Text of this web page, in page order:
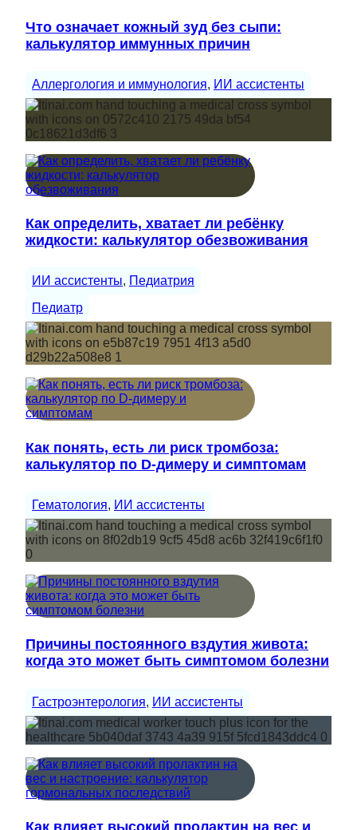
Что означает кожный зуд без сыпи:
калькулятор иммунных причин
Аллергология и иммунология, ИИ ассистенты
Как определить, хватает ли ребёнку
жидкости: калькулятор обезвоживания
ИИ ассистенты, Педиатрия
Педиатр
Как понять, есть ли риск тромбоза:
калькулятор по D-димеру и симптомам
Гематология, ИИ ассистенты
Причины постоянного вздутия живота:
когда это может быть симптомом болезни
Гастроэнтерология, ИИ ассистенты
Как влияет высокий пролактин на вес и